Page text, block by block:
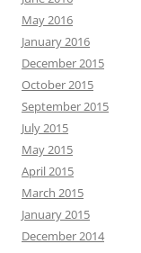
May 2016
January 2016
December 2015
October 2015
September 2015
July 2015
May 2015
April 2015
March 2015
January 2015
December 2014